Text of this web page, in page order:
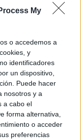
My
o accedemos a
y
identificadores
un dispositivo,
Puede hacer
nosotros y a
a cabo el
forma alternativa,
o acceder
preferencias
indicar que
fue mucho más
vez que se
que en
y Gerona